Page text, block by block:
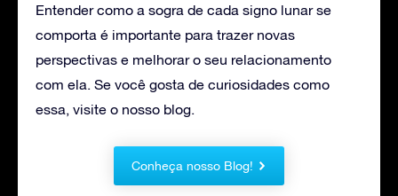
Entender como a sogra de cada signo lunar se
comporta é importante para trazer novas
perspectivas e melhorar o seu relacionamento
com ela. Se você gosta de curiosidades como
essa, visite o nosso blog.
Conheça nosso Blog!